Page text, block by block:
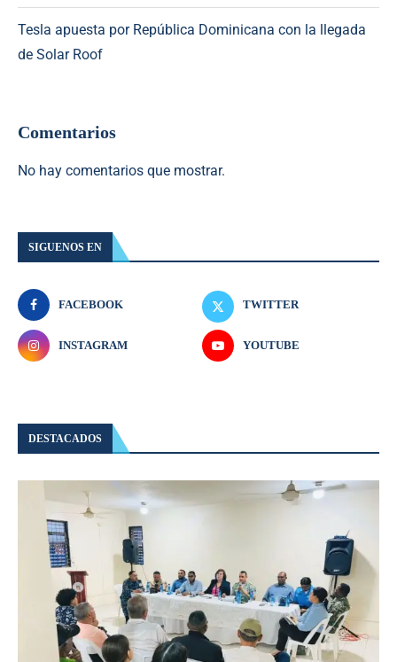
Tesla apuesta por República Dominicana con la llegada
de Solar Roof
Comentarios
No hay comentarios que mostrar.
SIGUENOS EN
FACEBOOK TWITTER
INSTAGRAM YOUTUBE
DESTACADOS